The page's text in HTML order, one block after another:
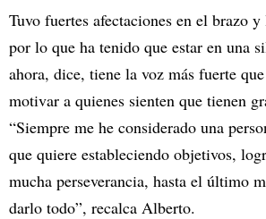
Tuvo fuertes afectaciones en el brazo
por lo que ha tenido que estar en una
ahora, dice, tiene la voz más fuerte
motivar a quienes sienten que tienen
“Siempre me he considerado una
que quiere estableciendo objetivos,
mucha perseverancia, hasta el último
darlo todo”, recalca Alberto.